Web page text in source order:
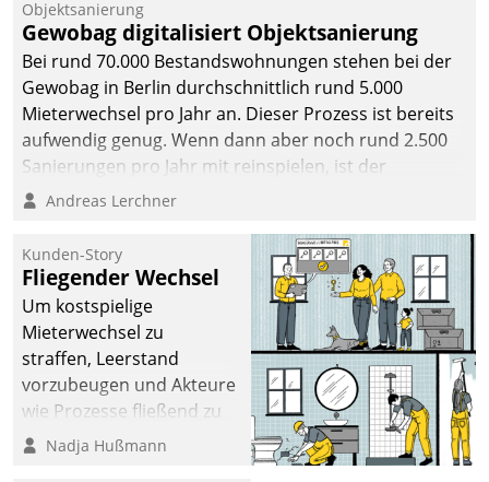
Objektsanierung
Gewobag digitalisiert Objektsanierung
Bei rund 70.000 Bestandswohnungen stehen bei der
Gewobag in Berlin durchschnittlich rund 5.000
Mieterwechsel pro Jahr an. Dieser Prozess ist bereits
aufwendig genug. Wenn dann aber noch rund 2.500
Sanierungen pro Jahr mit reinspielen, ist der
Betreuungs- und Organisationsaufwand immens. Im
kommunale Wohnungsbauunternehmen daher
gemeinsam mit der Berliner Datatrain GmbH den
Teilprozess der Objektsanierung digitalisiert.
Andreas Lerchner
Kunden-Story
Fliegender Wechsel
Um kostspielige
Mieterwechsel zu
straffen, Leerstand
vorzubeugen und Akteure
wie Prozesse fließend zu
vernetzen, nutzt die
Nadja Hußmann